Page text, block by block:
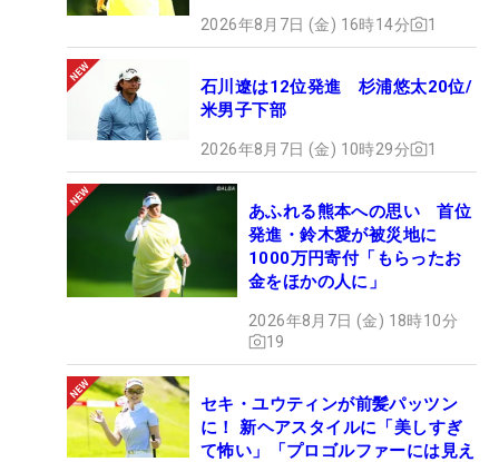
2026年8月7日 (金) 16時14分 1
石川遼は12位発進 杉浦悠太20位/
米男子下部
2026年8月7日 (金) 10時29分 1
あふれる熊本への思い 首位
発進・鈴木愛が被災地に
1000万円寄付「もらったお
金をほかの人に」
2026年8月7日 (金) 18時10分
19
セキ・ユウティンが前髪パッツン
に！ 新ヘアスタイルに「美しすぎ
て怖い」「プロゴルファーには見え